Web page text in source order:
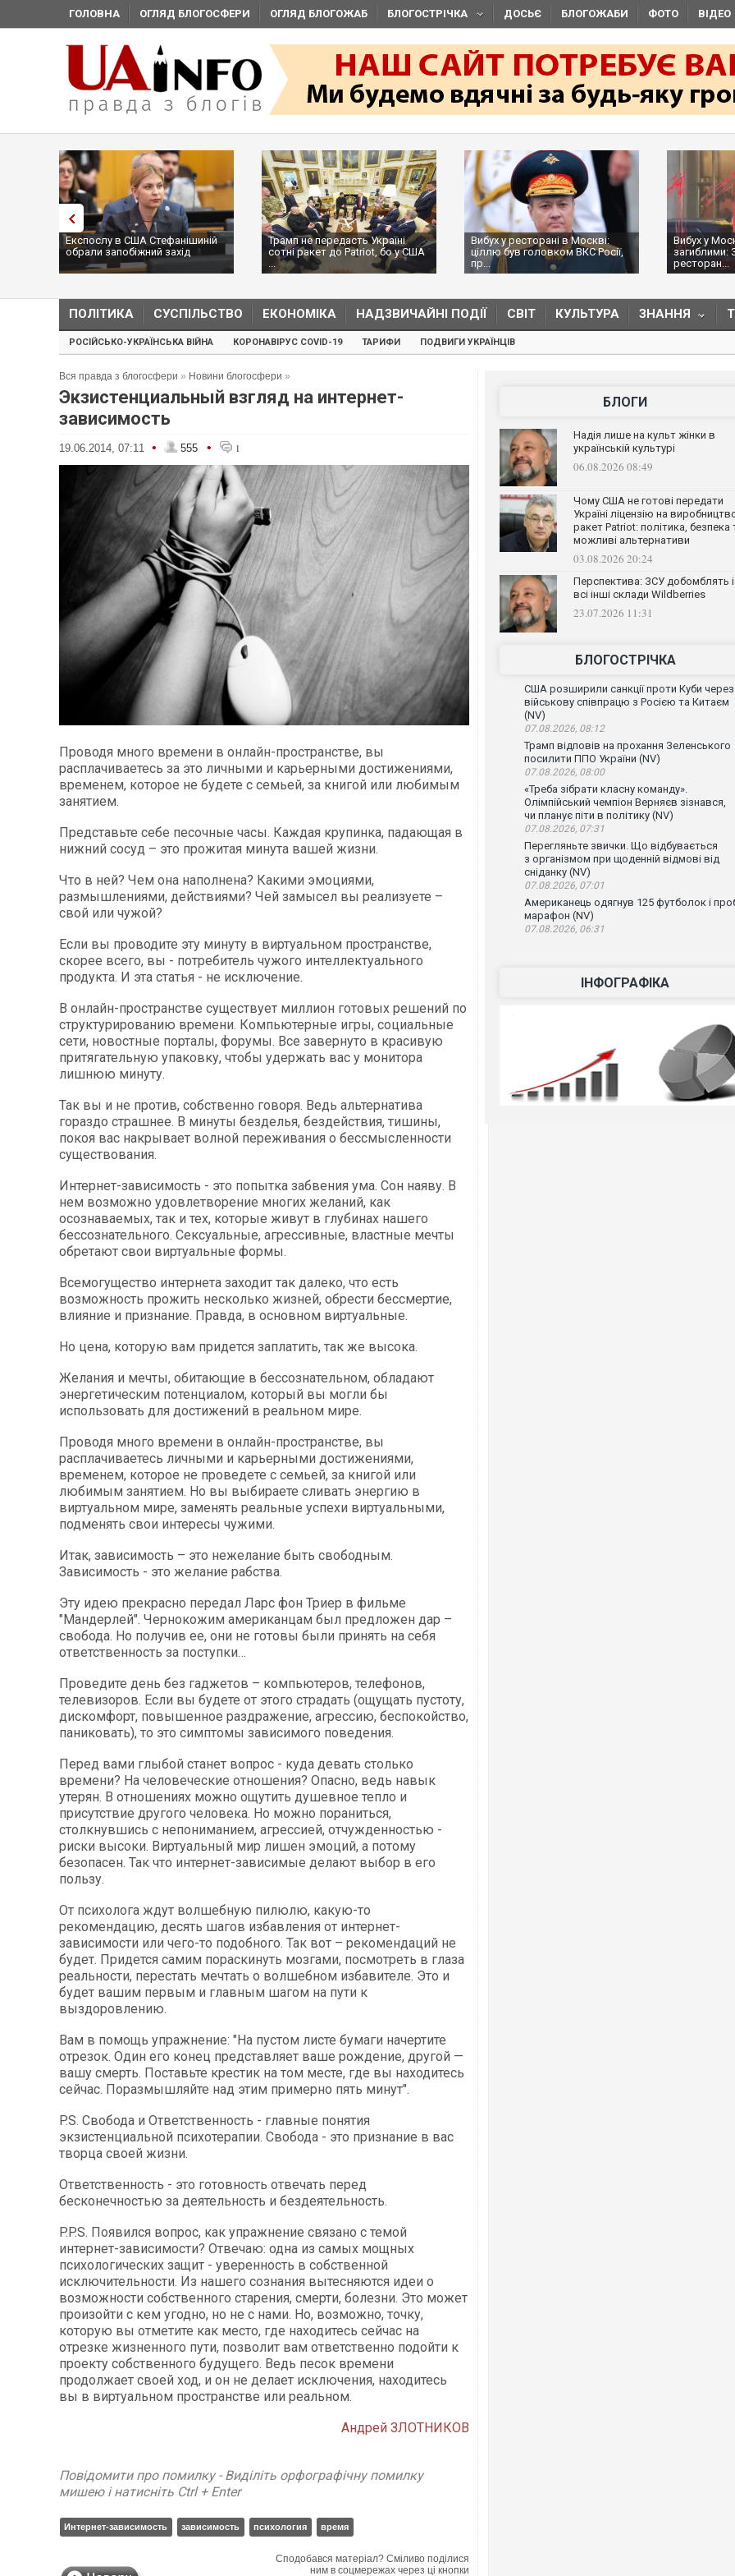
ГОЛОВНА ОГЛЯД БЛОГОСФЕРИ ОГЛЯД БЛОГОЖАБ БЛОГОСТРІЧКА ДОСЬЄ БЛОГОЖАБИ ФОТО ВІДЕО
Експослу в США Стефанішиній
обрали запобіжний захід
Трамп не передасть Україні
сотні ракет до Patriot, бо у США
...
Вибух у ресторані в Москві:
ціллю був головком ВКС Росії,
пр...
Вибух у
загиблими:
ресторан...
ПОЛІТИКА СУСПІЛЬСТВО ЕКОНОМІКА НАДЗВИЧАЙНІ ПОДІЇ СВІТ КУЛЬТУРА ЗНАННЯ
РОСІЙСЬКО-УКРАЇНСЬКА ВІЙНА КОРОНАВІРУС COVID-19 ТАРИФИ ПОДВИГИ УКРАЇНЦІВ
Вся правда з блогосфери » Новини блогосфери »
Экзистенциальный взгляд на интернет-
зависимость
19.06.2014, 07:11 • 555 • 1
Проводя много времени в онлайн-пространстве, вы
расплачиваетесь за это личными и карьерными достижениями,
временем, которое не будете с семьей, за книгой или любимым
занятием.
Представьте себе песочные часы. Каждая крупинка, падающая в
нижний сосуд – это прожитая минута вашей жизни.
Что в ней? Чем она наполнена? Какими эмоциями,
размышлениями, действиями? Чей замысел вы реализуете –
свой или чужой?
Если вы проводите эту минуту в виртуальном пространстве,
скорее всего, вы - потребитель чужого интеллектуального
продукта. И эта статья - не исключение.
В онлайн-пространстве существует миллион готовых решений по
структурированию времени. Компьютерные игры, социальные
сети, новостные порталы, форумы. Все завернуто в красивую
притягательную упаковку, чтобы удержать вас у монитора
лишнюю минуту.
Так вы и не против, собственно говоря. Ведь альтернатива
гораздо страшнее. В минуты безделья, бездействия, тишины,
покоя вас накрывает волной переживания о бессмысленности
существования.
Интернет-зависимость - это попытка забвения ума. Сон наяву. В
нем возможно удовлетворение многих желаний, как
осознаваемых, так и тех, которые живут в глубинах нашего
бессознательного. Сексуальные, агрессивные, властные мечты
обретают свои виртуальные формы.
Всемогущество интернета заходит так далеко, что есть
возможность прожить несколько жизней, обрести бессмертие,
влияние и признание. Правда, в основном виртуальные.
Но цена, которую вам придется заплатить, так же высока.
Желания и мечты, обитающие в бессознательном, обладают
энергетическим потенциалом, который вы могли бы
использовать для достижений в реальном мире.
Проводя много времени в онлайн-пространстве, вы
расплачиваетесь личными и карьерными достижениями,
временем, которое не проведете с семьей, за книгой или
любимым занятием. Но вы выбираете сливать энергию в
виртуальном мире, заменять реальные успехи виртуальными,
подменять свои интересы чужими.
Итак, зависимость – это нежелание быть свободным.
Зависимость - это желание рабства.
Эту идею прекрасно передал Ларс фон Триер в фильме
"Мандерлей". Чернокожим американцам был предложен дар –
свобода. Но получив ее, они не готовы были принять на себя
ответственность за поступки…
Проведите день без гаджетов – компьютеров, телефонов,
телевизоров. Если вы будете от этого страдать (ощущать пустоту,
дискомфорт, повышенное раздражение, агрессию, беспокойство,
паниковать), то это симптомы зависимого поведения.
Перед вами глыбой станет вопрос - куда девать столько
времени? На человеческие отношения? Опасно, ведь навык
утерян. В отношениях можно ощутить душевное тепло и
присутствие другого человека. Но можно пораниться,
столкнувшись с непониманием, агрессией, отчужденностью -
риски высоки. Виртуальный мир лишен эмоций, а потому
безопасен. Так что интернет-зависимые делают выбор в его
пользу.
От психолога ждут волшебную пилюлю, какую-то
рекомендацию, десять шагов избавления от интернет-
зависимости или чего-то подобного. Так вот – рекомендаций не
будет. Придется самим пораскинуть мозгами, посмотреть в глаза
реальности, перестать мечтать о волшебном избавителе. Это и
будет вашим первым и главным шагом на пути к
выздоровлению.
Вам в помощь упражнение: "На пустом листе бумаги начертите
отрезок. Один его конец представляет ваше рождение, другой —
вашу смерть. Поставьте крестик на том месте, где вы находитесь
сейчас. Поразмышляйте над этим примерно пять минут".
P.S. Свобода и Ответственность - главные понятия
экзистенциальной психотерапии. Свобода - это признание в вас
творца своей жизни.
Ответственность - это готовность отвечать перед
бесконечностью за деятельность и бездеятельность.
P.P.S. Появился вопрос, как упражнение связано с темой
интернет-зависимости? Отвечаю: одна из самых мощных
психологических защит - уверенность в собственной
исключительности. Из нашего сознания вытесняются идеи о
возможности собственного старения, смерти, болезни. Это может
произойти с кем угодно, но не с нами. Но, возможно, точку,
которую вы отметите как место, где находитесь сейчас на
отрезке жизненного пути, позволит вам ответственно подойти к
проекту собственного будущего. Ведь песок времени
продолжает своей ход, и он не делает исключения, находитесь
вы в виртуальном пространстве или реальном.
Андрей ЗЛОТНИКОВ
Повідомити про помилку - Виділіть орфографічну помилку
мишею і натисніть Ctrl + Enter
Интернет-зависимость зависимость психология время
Сподобався матеріал? Сміливо поділися
ним в соцмережах через ці кнопки
БЛОГИ
Надія лише на культ жінки в
українській культурі
06.08.2026 08:49
Чому США не готові передати
Україні ліцензію на
ракет Patriot: політика, безпека
можливі альтернативи
03.08.2026 20:24
Перспектива: ЗСУ добомблять і
всі інші склади Wildberries
23.07.2026 11:31
БЛОГОСТРІЧКА
США розширили санкції проти Куби через
військову співпрацю з Росією та Китаєм
(NV)
07.08.2026, 08:12
Трамп відповів на прохання Зеленського
посилити ППО України (NV)
07.08.2026, 08:00
«Треба зібрати класну команду».
Олімпійський чемпіон Верняєв зізнався,
чи планує піти в політику (NV)
07.08.2026, 07:31
Перегляньте звички. Що відбувається
з організмом при щоденній відмові від
сніданку (NV)
07.08.2026, 07:01
Американець одягнув 125 футболок і
марафон (NV)
07.08.2026, 06:31
ІНФОГРАФІКА